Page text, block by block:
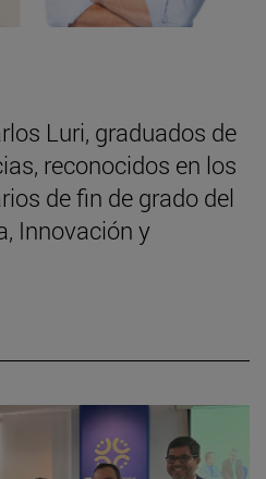
Luri, graduados de
reconocidos en los
de fin de grado del
Innovación y